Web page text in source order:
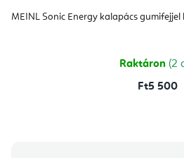
MEINL Sonic Energy kalapács
Raktáron (2
Ft5 500